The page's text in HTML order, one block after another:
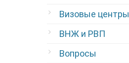
Визовые центры
ВНЖ и РВП
Вопросы